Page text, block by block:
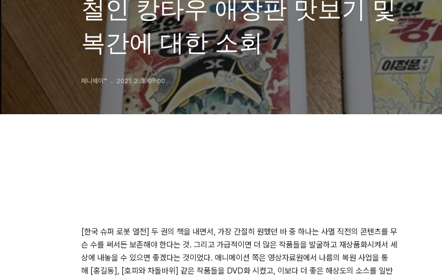
철인 캉타우 애장판 맛보기 및
복간에 대한 소회
페니웨이™ 2021. 2. 3. 09:00
[한국 슈퍼 로봇 열전] 두 권의 책을 내면서, 가장 간절히 원했던 바 중 하나는 사멸 직전의 콘텐츠를 무
슨 수를 써서든 보존해야 한다는 것. 그리고 가급적이면 더 많은 작품들을 발굴하고 재상품화시켜서 세
상에 내놓을 수 있으면 좋겠다는 것이었다. 애니메이션 쪽은 영상자료원에서 나름의 복원 사업을 통
해 [홍길동], [호피와 차돌바위] 같은 작품들을 DVD화 시켰고, 이보다 더 좋은 해상도의 소스를 일반